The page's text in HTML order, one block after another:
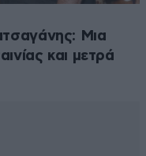
Μια
και μετρά